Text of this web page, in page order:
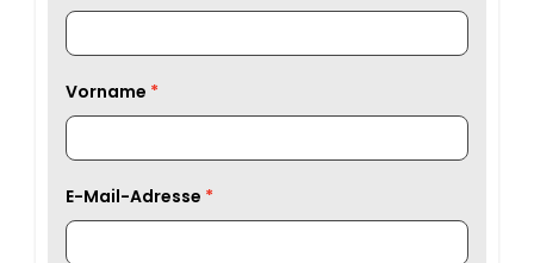
Vorname
E-Mail-Adresse